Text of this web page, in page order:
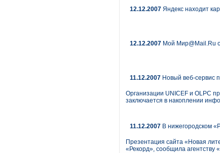
12.12.2007 Яндекс находит
12.12.2007 Мой Мир@Mail.Ru
11.12.2007 Новый веб-сервис
Организации UNICEF и OLPC
заключается в накоплении
11.12.2007 В нижегородском
Презентация сайта «Новая
«Рекорд», сообщила агентству